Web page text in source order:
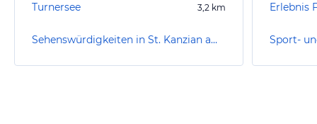
Turnersee 3,2 km
Sehenswürdigkeiten in St. Kanzian am Klopeiner See
Erlebnis